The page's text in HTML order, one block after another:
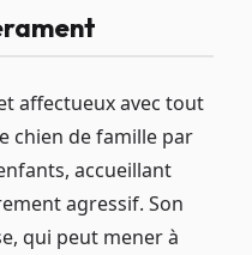
affectueux avec tout
chien de famille par
accueillant
agressif. Son
qui peut mener à